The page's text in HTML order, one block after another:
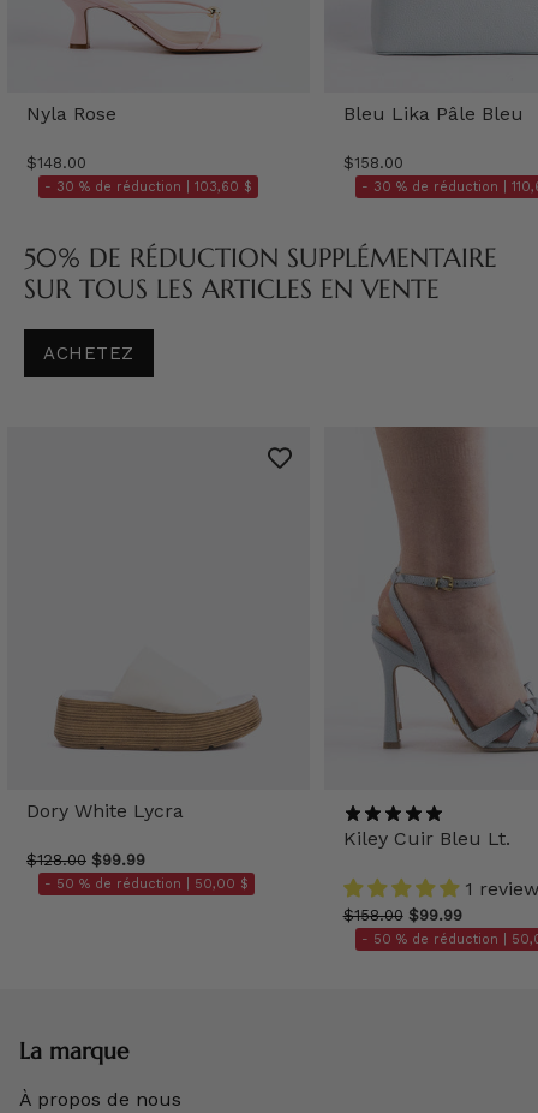
Nyla Rose
$148.00
- 30 % de réduction | 103,60 $
Bleu Lika Pâle Bleu
$158.00
- 30 % de réduction |
50% DE RÉDUCTION SUPPLÉMENTAIRE
SUR TOUS LES ARTICLES EN VENTE
ACHETEZ
Dory White Lycra
$128.00 $99.99
- 50 % de réduction | 50,00 $
Kiley Cuir Bleu Lt.
1 review
$158.00 $99.99
- 50 % de réduction |
La marque
À propos de nous